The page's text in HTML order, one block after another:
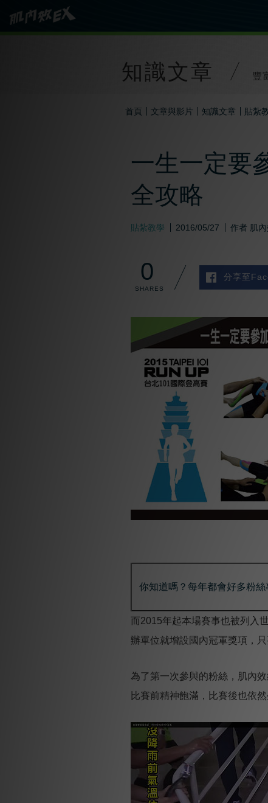
知識文章 豐
首頁 文章與影片 知識文章 貼紮
一生一定要
全攻略
貼紮教學 2016/05/27 作者 肌
0 分享至
你知道嗎？每年都會好多粉
而2015年起本場賽事也被列入
辦單位就增設國內冠軍獎項，
為了第一次參與的粉絲，肌內
比賽前精神飽滿，比賽後也依然